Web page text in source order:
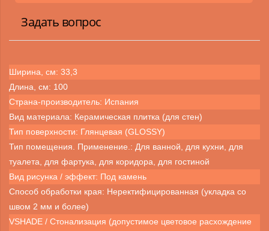
Задать вопрос
Ширина, см: 33,3
Длина, см: 100
Страна-производитель: Испания
Вид материала: Керамическая плитка (для стен)
Тип поверхности: Глянцевая (GLOSSY)
Тип помещения. Применение.: Для ванной, для кухни, для
туалета, для фартука, для коридора, для гостиной
Вид рисунка / эффект: Под камень
Способ обработки края: Неректифицированная (укладка со
швом 2 мм и более)
VSHADE / Стонализация (допустимое цветовое расхождение